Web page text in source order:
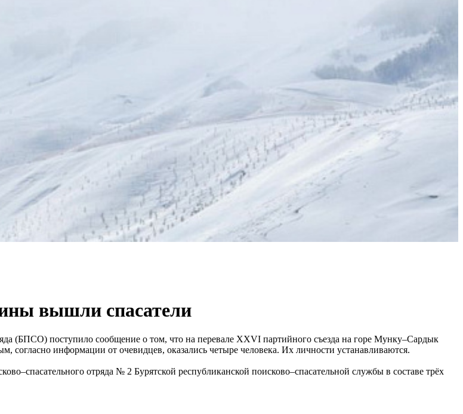
вышли спасатели
(БПСО) поступило сообщение о том, что на перевале XXVI партийного съезда на горе Мунку–Сардык
информации от очевидцев, оказались четыре человека. Их личности устанавливаются.
отряда № 2 Бурятской республиканской поисково–спасательной службы в составе трёх